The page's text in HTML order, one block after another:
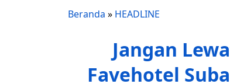
Beranda » HEADLINE
Jangan
Favehotel